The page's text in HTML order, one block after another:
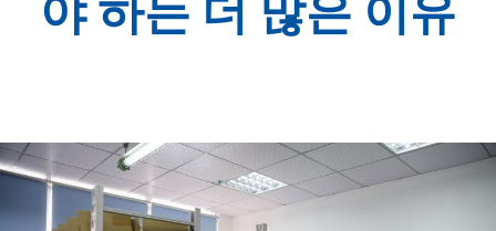
야 하는 더 많은 이유